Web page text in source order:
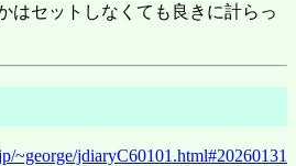
はセットしなくても良きに計らっ
~george/jdiaryC60101.html#20260131